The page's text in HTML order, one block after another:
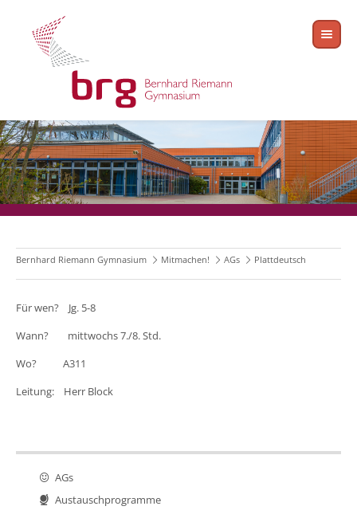
Bernhard Riemann Gymnasium Mitmachen! AGs Plattdeutsch
Für wen? Jg. 5-8
Wann? mittwochs 7./8. Std.
Wo? A311
Leitung: Herr Block
AGs
Austauschprogramme